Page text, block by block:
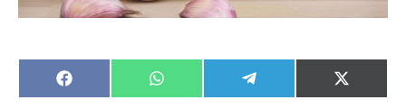
Share
on
Share
on
Share
on
Share
on